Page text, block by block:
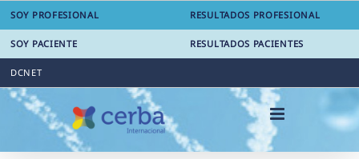
Saltar
contenido
SOY PROFESIONAL RESULTADOS PROFESIONAL
SOY PACIENTE RESULTADOS PACIENTES
DCNET